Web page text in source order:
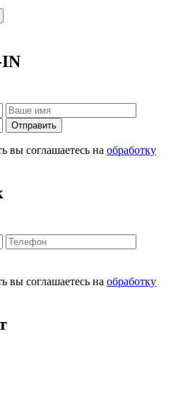
IN
Отправить
вы соглашаетесь на обработку
вы соглашаетесь на обработку